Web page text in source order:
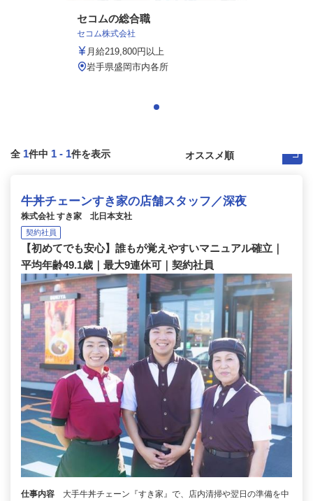
セコムの総合職
セコム株式会社
月給219,800円以上
岩手県盛岡市内各所
全 1件中 1 - 1件を表示
牛丼チェーンすき家の店舗スタッフ／深夜
株式会社 すき家 北日本支社
契約社員
【初めてでも安心】誰もが覚えやすいマニュアル確立｜
平均年齢49.1歳｜最大9連休可｜契約社員
仕事内容
大手牛丼チェーン『すき家』で、店内清掃や翌日の準備を中